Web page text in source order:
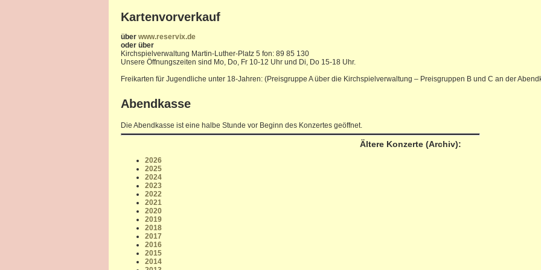
Kartenvorverkauf
über www.reservix.de
oder über
Kirchspielverwaltung Martin-Luther-Platz 5 fon: 89 85 130
Unsere Öffnungszeiten sind Mo, Do, Fr 10-12 Uhr und Di, Do 15-18 Uhr.
Freikarten für Jugendliche unter 18-Jahren: (Preisgruppe A über die Kirchspielverwaltung – Preisgruppen B und C an der
Abendkasse
Die Abendkasse ist eine halbe Stunde vor Beginn des Konzertes geöffnet.
Ältere Konzerte (Archiv):
2026
2025
2024
2023
2022
2021
2020
2019
2018
2017
2016
2015
2014